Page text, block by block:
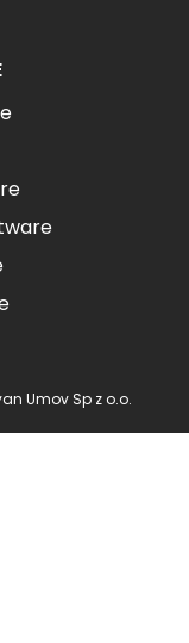
Umov Sp z o.o.